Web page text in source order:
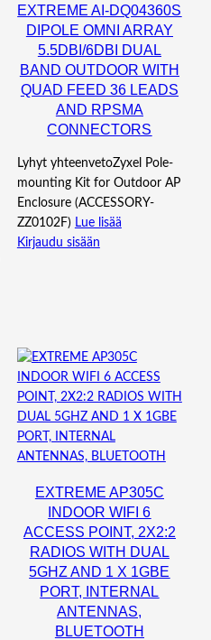
EXTREME AI-DQ04360S
DIPOLE OMNI ARRAY
5.5DBI/6DBI DUAL
BAND OUTDOOR WITH
QUAD FEED 36 LEADS
AND RPSMA
CONNECTORS
Lyhyt yhteenvetoZyxel Pole-
mounting Kit for Outdoor AP
Enclosure (ACCESSORY-
ZZ0102F) Lue lisää
Kirjaudu sisään
EXTREME AP305C
INDOOR WIFI 6
ACCESS POINT, 2X2:2
RADIOS WITH DUAL
5GHZ AND 1 X 1GBE
PORT, INTERNAL
ANTENNAS,
BLUETOOTH